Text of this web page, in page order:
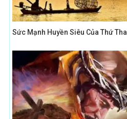
Sức Mạnh Huyền Siêu Của Thứ Tha